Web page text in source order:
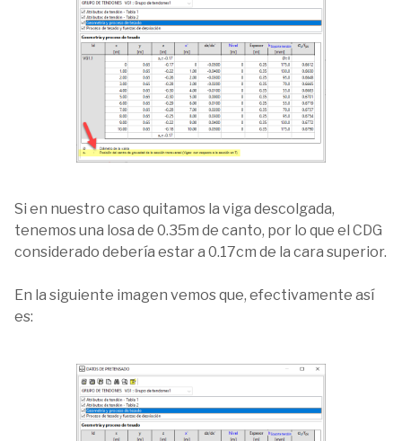
Si en nuestro caso quitamos la viga descolgada,
tenemos una losa de 0.35m de canto, por lo que el CDG
considerado debería estar a 0.17cm de la cara superior.
En la siguiente imagen vemos que, efectivamente así
es: